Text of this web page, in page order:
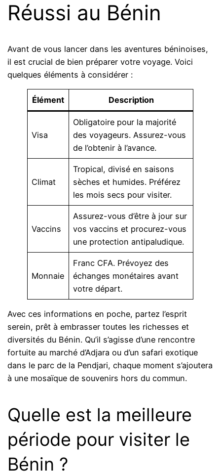
Réussi au Bénin
Avant de vous lancer dans les aventures béninoises,
il est crucial de bien préparer votre voyage. Voici
quelques éléments à considérer :
Élément Description
Visa
Obligatoire pour la majorité
des voyageurs. Assurez-vous
de l’obtenir à l’avance.
Climat
Tropical, divisé en saisons
sèches et humides. Préférez
les mois secs pour visiter.
Vaccins
Assurez-vous d’être à jour sur
vos vaccins et procurez-vous
une protection antipaludique.
Monnaie
Franc CFA. Prévoyez des
échanges monétaires avant
votre départ.
Avec ces informations en poche, partez l’esprit
serein, prêt à embrasser toutes les richesses et
diversités du Bénin. Qu’il s’agisse d’une rencontre
fortuite au marché d’Adjara ou d’un safari exotique
dans le parc de la Pendjari, chaque moment s’ajoutera
à une mosaïque de souvenirs hors du commun.
Quelle est la meilleure
période pour visiter le
Bénin ?